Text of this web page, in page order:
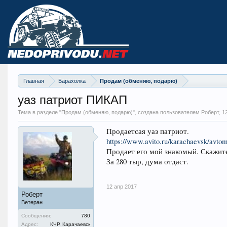
Главная Барахолка Продам (обменяю, подарю)
уаз патриот ПИКАП
Тема в разделе "Продам (обменяю, подарю)", создана пользователем Роберт,
Роберт
Ветеран
Сообщения:
780
Адрес:
КЧР. Карачаевск
Продаетсая уаз патриот.
https://www.avito.ru/karachaevsk/
Продает его мой знакомый.
За 280 тыр, дума отдаст.
12 апр 2017